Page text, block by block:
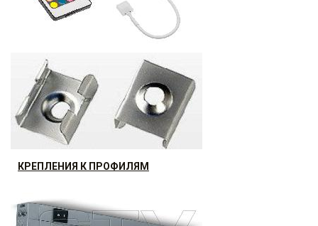
КОНТРОЛЕР И ПУЛЬТ ДЛЯ LED RGB, MAX 72W, 12V
Распродажа 30%
от 84р.
КРЕПЛЕНИЯ К ПРОФИЛЯМ
от 8.06р.